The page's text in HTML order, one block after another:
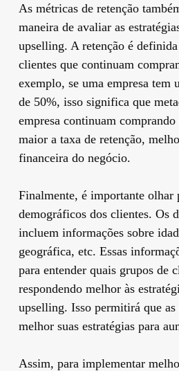
As métricas de retenção
maneira de avaliar as
upselling. A retenção é
clientes que continuam
exemplo, se uma empresa tem
de 50%, isso significa que
empresa continuam
maior a taxa de retenção,
financeira do negócio.
Finalmente, é importante olhar
demográficos dos clientes. Os
incluem informações sobre
geográfica, etc. Essas
para entender quais grupos de
respondendo melhor às
upselling. Isso permitirá que as
melhor suas estratégias para
Assim, para implementar